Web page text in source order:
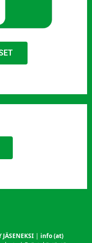
JÄSENEKSI | info (at)